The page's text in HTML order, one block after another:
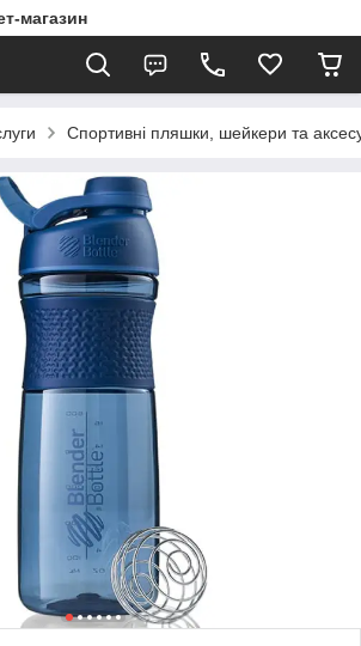
магазин
Спортивні пляшки, шейкери та